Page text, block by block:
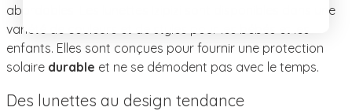
abordables. Les lunettes Izipizi sont disponibles dans une
variété de couleurs et de styles pour les bébés et les
enfants. Elles sont conçues pour fournir une protection
solaire durable et ne se démodent pas avec le temps.
Des lunettes au design tendance